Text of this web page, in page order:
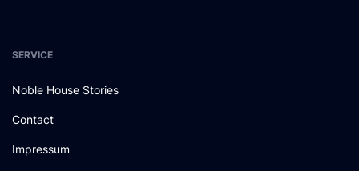
SERVICE
Noble House Stories
Contact
Impressum